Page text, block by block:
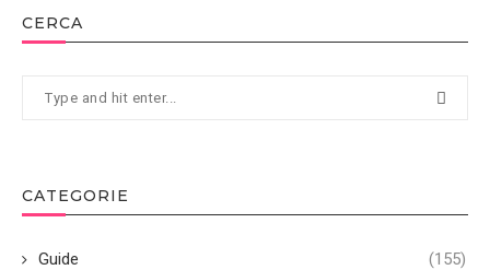
CERCA
CATEGORIE
Guide (155)